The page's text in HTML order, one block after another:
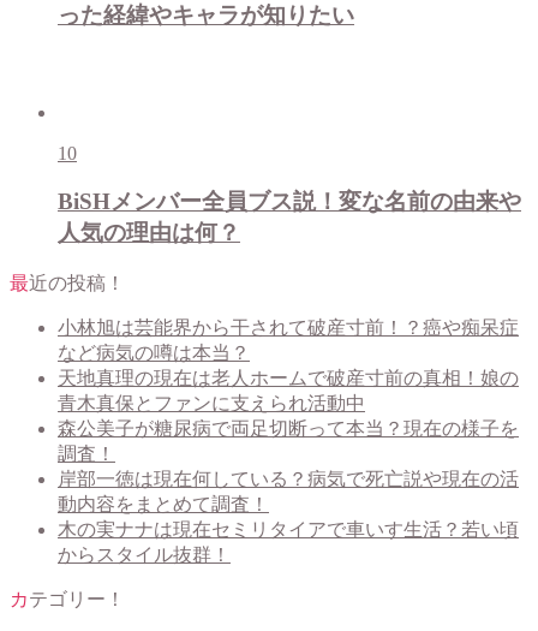
った経緯やキャラが知りたい
10
BiSHメンバー全員ブス説！変な名前の由来や
人気の理由は何？
最近の投稿！
小林旭は芸能界から干されて破産寸前！？癌や痴呆症
など病気の噂は本当？
天地真理の現在は老人ホームで破産寸前の真相！娘の
青木真保とファンに支えられ活動中
森公美子が糖尿病で両足切断って本当？現在の様子を
調査！
岸部一徳は現在何している？病気で死亡説や現在の活
動内容をまとめて調査！
木の実ナナは現在セミリタイアで車いす生活？若い頃
からスタイル抜群！
カテゴリー！